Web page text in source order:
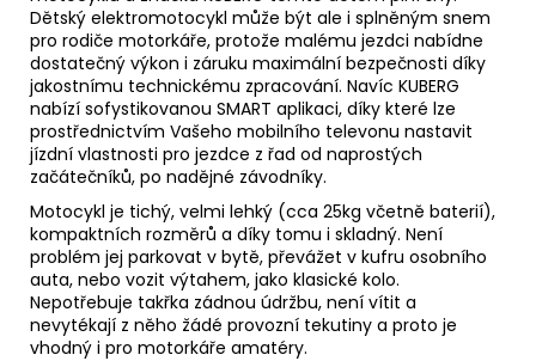
Dětský elektromotocykl může být ale i splněným snem
pro rodiče motorkáře, protože malému jezdci nabídne
dostatečný výkon i záruku maximální bezpečnosti díky
jakostnímu technickému zpracování. Navíc KUBERG
nabízí sofystikovanou SMART aplikaci, díky které lze
prostřednictvím Vašeho mobilního televonu nastavit
jízdní vlastnosti pro jezdce z řad od naprostých
začátečníků, po nadějné závodníky.
Motocykl je tichý, velmi lehký (cca 25kg včetně baterií),
kompaktních rozměrů a díky tomu i skladný. Není
problém jej parkovat v bytě, převážet v kufru osobního
auta, nebo vozit výtahem, jako klasické kolo.
Nepotřebuje takřka zádnou údržbu, není vítit a
nevytékají z něho žádé provozní tekutiny a proto je
vhodný i pro motorkáře amatéry.